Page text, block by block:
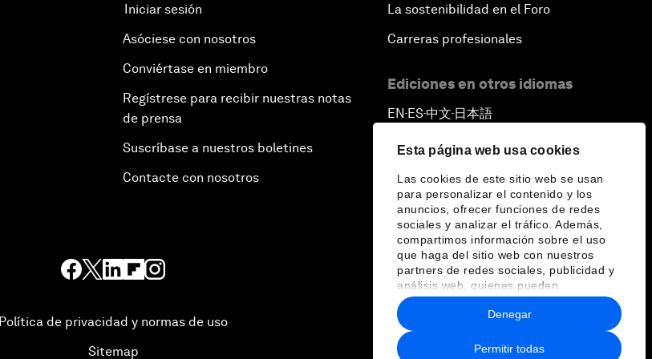
Esta página web usa cookies
Las cookies de este sitio web se usan
para personalizar el contenido y los
anuncios, ofrecer funciones de redes
sociales y analizar el tráfico. Además,
compartimos información sobre el uso
que haga del sitio web con nuestros
partners de redes sociales, publicidad y
análisis web, quienes pueden
combinarla con otra información que les
haya proporcionado o que hayan
recopilado a partir del uso que haya
hecho de sus servicios.
Permitir todas
Denegar
Iniciar sesión
Asóciese con nosotros
Conviértase en miembro
Regístrese para recibir nuestras notas
de prensa
Suscríbase a nuestros boletines
Contacte con nosotros
La sostenibilidad en el Foro
Carreras profesionales
Ediciones en otros idiomas
EN ▪ ES▪中文▪ 日本語
Política de privacidad y normas de uso
Sitemap